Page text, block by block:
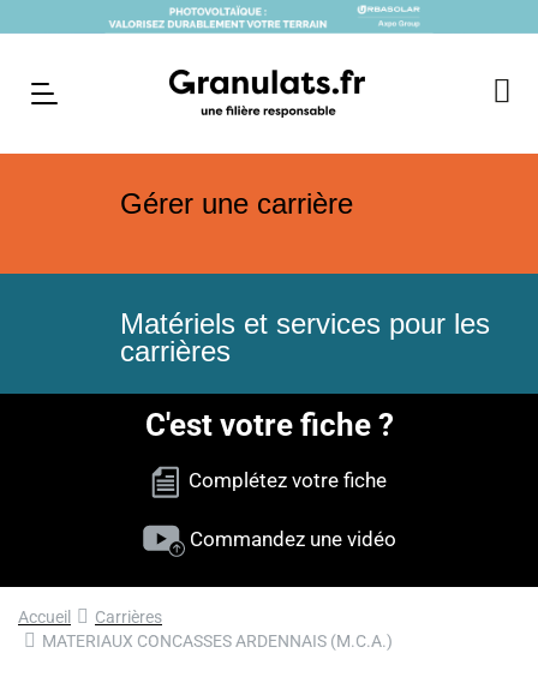
Gérer une carrière
Matériels et services pour les
carrières
C'est votre fiche ?
Complétez votre fiche
Commandez une vidéo
Accueil
Carrières
MATERIAUX CONCASSES ARDENNAIS (M.C.A.)